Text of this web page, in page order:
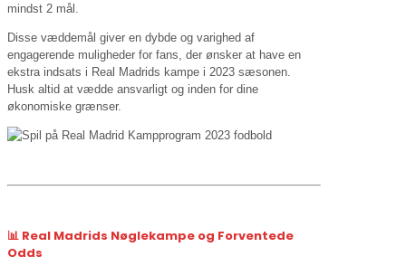
mindst 2 mål.
Disse væddemål giver en dybde og varighed af
engagerende muligheder for fans, der ønsker at have en
ekstra indsats i Real Madrids kampe i 2023 sæsonen.
Husk altid at vædde ansvarligt og inden for dine
økonomiske grænser.
📊 Real Madrids Nøglekampe og Forventede
Odds